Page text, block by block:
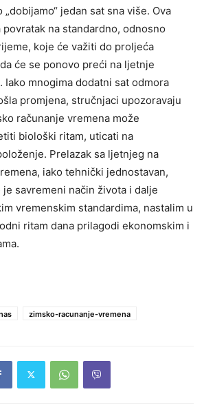
jedan sat sna više. Ova
na standardno, odnosno
koje će važiti do proljeća
će se ponovo preći na ljetnje
Iako mnogima dodatni sat odmora
promjena, stručnjaci upozoravaju
računanje vremena može
biološki ritam, uticati na
Prelazak sa ljetnjeg na
iako tehnički jednostavan,
savremeni način života i dalje
vremenskim standardima, nastalim u
ritam dana prilagodi ekonomskim i
zimsko-racunanje-vremena